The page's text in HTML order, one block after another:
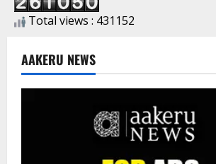
Total views : 431152
AAKERU NEWS